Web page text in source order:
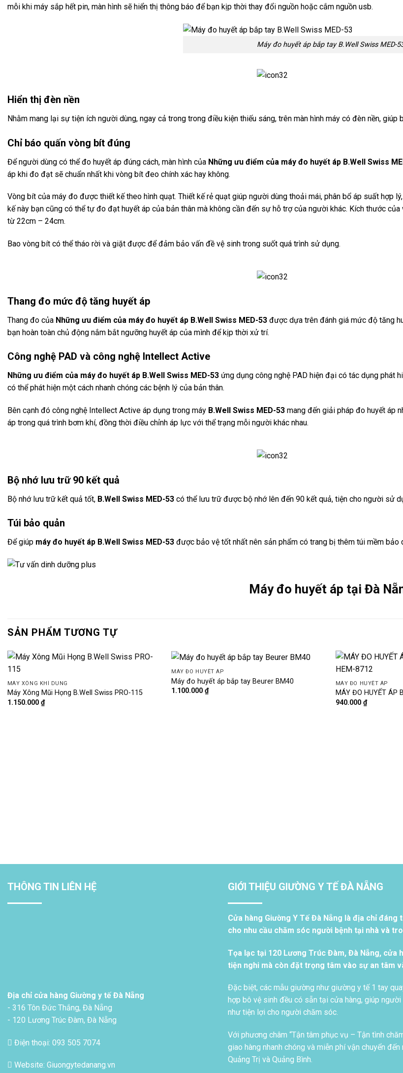
mỗi khi máy sắp hết pin, màn hình sẽ hiển thị thông báo để bạn kịp thời thay đổi nguồn hoặc cắm nguồn usb.
Máy đo huyết áp bắp tay B.Well Swiss MED-
Hiển thị đèn nền
Nhằm mang lại sự tiện ích người dùng, ngay cả trong trong điều kiện thiếu sáng, trên màn hình máy có đèn nền,
Chỉ báo quấn vòng bít đúng
Để người dùng có thể đo huyết áp đúng cách, màn hình của Những ưu điểm của máy đo huyết áp B.Well Swiss
áp khi đo đạt sẽ chuẩn nhất khi vòng bít đeo chính xác hay không.
Vòng bít của máy đo được thiết kế theo hình quạt. Thiết kế rẻ quạt giúp người dùng thoải mái, phân bổ áp suất hợp
kế này bạn cũng có thể tự đo đạt huyết áp của bản thân mà không cần đến sự hỗ trợ của người khác. Kích thước
từ 22cm – 24cm.
Bao vòng bít có thể tháo rời và giặt được để đảm bảo vấn đề vệ sinh trong suốt quá trình sử dụng.
Thang đo mức độ tăng huyết áp
Thang đo của Những ưu điểm của máy đo huyết áp B.Well Swiss MED-53 được dựa trên đánh giá mức độ tăng
bạn hoàn toàn chủ động nắm bắt ngưỡng huyết áp của mình để kịp thời xử trí.
Công nghệ PAD và công nghệ Intellect Active
Những ưu điểm của máy đo huyết áp B.Well Swiss MED-53 ứng dụng công nghệ PAD hiện đại có tác dụng phát
có thể phát hiện một cách nhanh chóng các bệnh lý của bản thân.
Bên cạnh đó công nghệ Intellect Active áp dụng trong máy B.Well Swiss MED-53 mang đến giải pháp đo huyết áp
áp trong quá trình bơm khí, đồng thời điều chỉnh áp lực với thể trạng mỗi người khác nhau.
Bộ nhớ lưu trữ 90 kết quả
Bộ nhớ lưu trữ kết quả tốt, B.Well Swiss MED-53 có thể lưu trữ được bộ nhớ lên đến 90 kết quả, tiện cho người sử
Túi bảo quản
Để giúp máy đo huyết áp B.Well Swiss MED-53 được bảo vệ tốt nhất nên sản phẩm có trang bị thêm túi mềm bảo
Máy đo huyết áp tại Đà
SẢN PHẨM TƯƠNG TỰ
MÁY XÔNG KHÍ DUNG
Máy Xông Mũi Họng B.Well Swiss PRO-115
1.150.000 ₫
MÁY ĐO HUYẾT ÁP
Máy đo huyết áp bắp tay Beurer BM40
1.100.000₫
MÁY ĐO HUYẾT ÁP
MÁY ĐO HUYẾT ÁP
940.000 ₫
THÔNG TIN LIÊN HỆ
Địa chỉ cửa hàng Giường y tế Đà Nẵng
- 316 Tôn Đức Thắng, Đà Nẵng
- 120 Lương Trúc Đàm, Đà Nẵng
Điện thoại: 093 505 7074
Website: Giuongytedanang.vn
GIỚI THIỆU GIƯỜNG Y TẾ ĐÀ NẴNG
Cửa hàng Giường Y Tế Đà Nẵng là địa chỉ
cho nhu cầu chăm sóc người bệnh tại nhà và
Tọa lạc tại 120 Lương Trúc Đàm, Đà Nẵng, cửa
tiện nghi mà còn đặt trọng tâm vào sự an tâm
Đặc biệt, các mẫu giường như giường y tế 1 tay
hợp bô vệ sinh đều có sẵn tại cửa hàng, giúp
như tiện lợi cho người chăm sóc.
Với phương châm “Tận tâm phục vụ – Tận tình
giao hàng nhanh chóng và miễn phí vận chuyển
Quảng Trị và Quảng Bình.